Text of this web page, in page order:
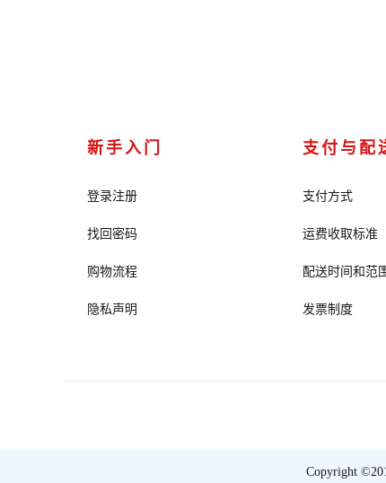
新手入门
登录注册
找回密码
购物流程
隐私声明
支付与配
支付方式
运费收取标准
配送时间和范
发票制度
Copyright